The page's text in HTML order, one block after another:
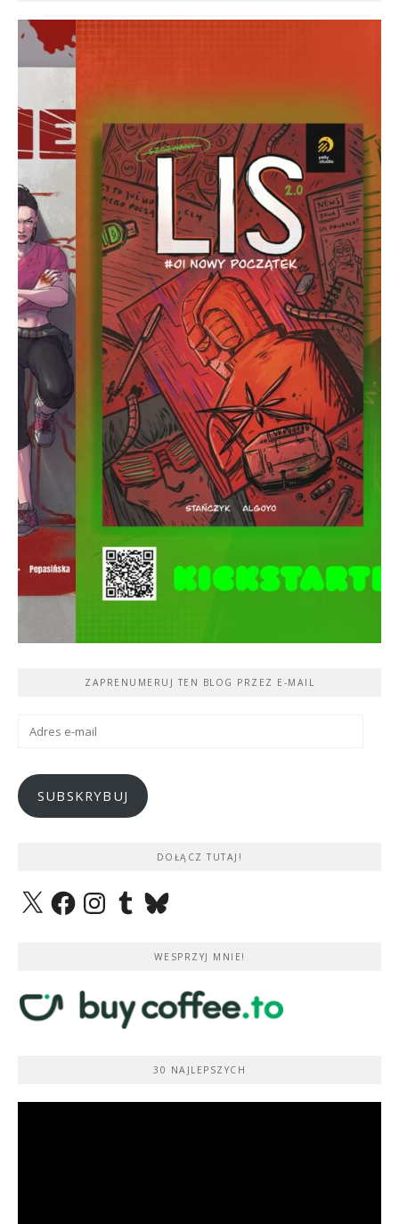
ZAPRENUMERUJ TEN BLOG PRZEZ E-MAIL
Adres
SUBSKRYBUJ
DOŁĄCZ TUTAJ!
X FacebookInstagramTumblrBluesky
WESPRZYJ MNIE!
30 NAJLEPSZYCH